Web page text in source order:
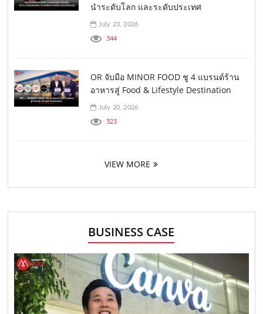
นำระดับโลก และระดับประเทศ
July 23, 2026
344
OR จับมือ MINOR FOOD ชู 4 แบรนด์ร้าน
อาหารสู่ Food & Lifestyle Destination
July 20, 2026
323
VIEW MORE
BUSINESS CASE